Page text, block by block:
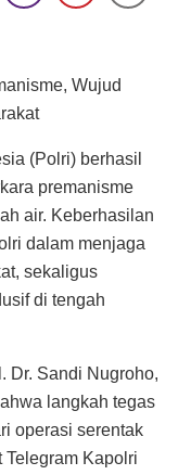
Wujud
(Polri) berhasil
premanisme
air. Keberhasilan
dalam menjaga
sekaligus
di tengah
Dr. Sandi Nugroho,
langkah tegas
operasi serentak
Kapolri